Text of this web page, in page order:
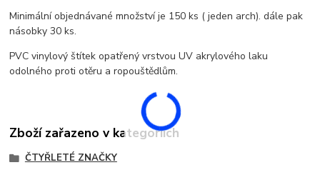
Minimální objednávané množství je 150 ks ( jeden arch). dále pak
násobky 30 ks.
PVC vinylový štítek opatřený vrstvou UV akrylového laku
odolného proti otěru a ropouštědlům.
Zboží zařazeno v kategoriích
ČTYŘLETÉ ZNAČKY